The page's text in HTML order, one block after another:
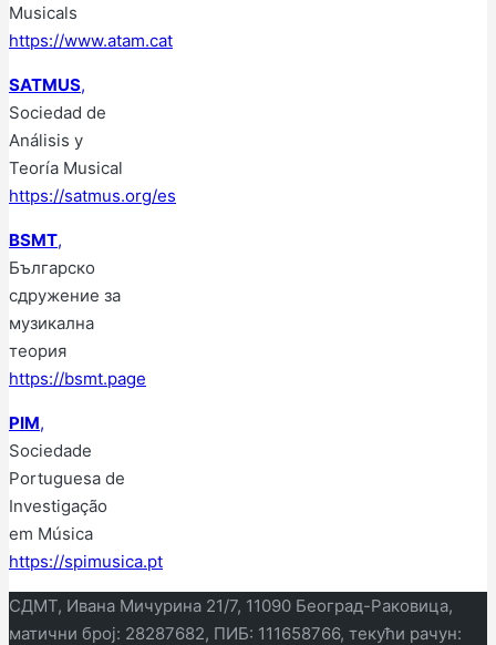
Musicals
https://www.atam.cat
SATMUS,
Sociedad de
Análisis y
Teoría Musical
https://satmus.org/es
BSMT,
Българско
сдружение за
музикална
теория
https://bsmt.page
PIM,
Sociedade
Portuguesa de
Investigação
em Música
https://spimusica.pt
СДМТ, Ивана Мичурина 21/7, 11090 Београд-Раковица,
матични број: 28287682, ПИБ: 111658766, текући рачун: